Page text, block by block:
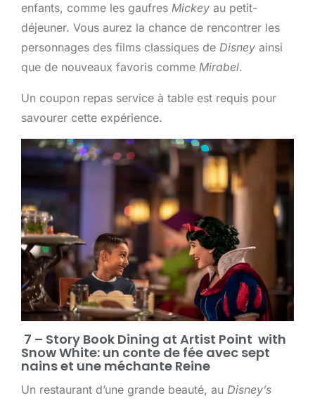
enfants, comme les gaufres Mickey au petit-
déjeuner. Vous aurez la chance de rencontrer les
personnages des films classiques de Disney ainsi
que de nouveaux favoris comme Mirabel.
Un coupon repas service à table est requis pour
savourer cette expérience.
7 – Story Book Dining at Artist Point with
Snow White: un conte de fée avec sept
nains et une méchante Reine
Un restaurant d’une grande beauté, au Disney’s